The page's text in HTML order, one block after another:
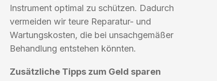
Instrument optimal zu schützen. Dadurch
vermeiden wir teure Reparatur- und
Wartungskosten, die bei unsachgemäßer
Behandlung entstehen könnten.
Zusätzliche Tipps zum Geld sparen